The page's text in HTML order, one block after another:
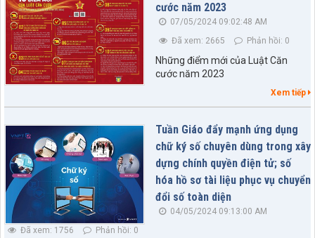
cước năm 2023
07/05/2024 09:02:48 AM
Đã xem: 2665
Phản hồi: 0
Những điểm mới của Luật Căn
cước năm 2023
Xem tiếp
Tuần Giáo đẩy mạnh ứng dụng
chữ ký số chuyên dùng trong xây
dựng chính quyền điện tử; số
hóa hồ sơ tài liệu phục vụ chuyển
đổi số toàn diện
04/05/2024 09:13:00 AM
Đã xem: 1756
Phản hồi: 0